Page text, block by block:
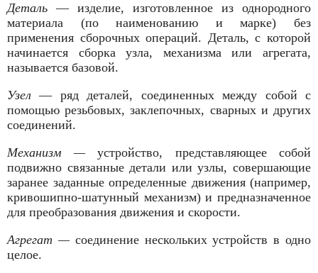
Деталь — изделие, изготовленное из однородного
материала (по наименованию и марке) без
применения сборочных опера­ций. Деталь, с которой
начинается сборка узла, механизма или агрегата,
называется базовой.
Узел — ряд деталей, соединенных между собой с
помощью резьбовых, заклепочных, сварных и других
соединений.
Механизм — устройство, представляющее собой
подвижно связан­ные детали или узлы, совершающие
заранее задан­ные определенные движения (например,
кривошипно-шатунный механизм) и предназна­ченное
для преобразования движения и скорости.
Агрегат — соединение нескольких уст­ройств в одно
целое.